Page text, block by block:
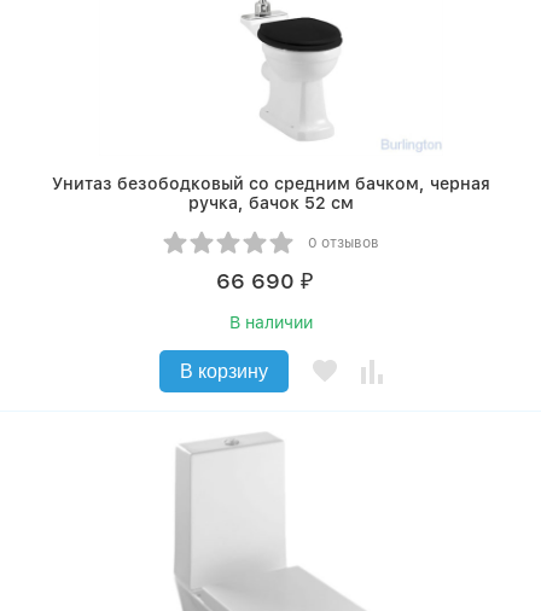
Унитаз безободковый со средним бачком, черная
ручка, бачок 52 см
0 отзывов
66 690 ₽
В наличии
В корзину